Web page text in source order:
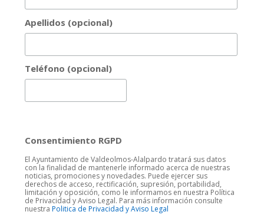
Apellidos (opcional)
Teléfono (opcional)
Consentimiento RGPD
El Ayuntamiento de Valdeolmos-Alalpardo tratará sus datos
con la finalidad de mantenerle informado acerca de nuestras
noticias, promociones y novedades. Puede ejercer sus
derechos de acceso, rectificación, supresión, portabilidad,
limitación y oposición, como le informamos en nuestra Política
de Privacidad y Aviso Legal. Para más información consulte
nuestra Politica de Privacidad y Aviso Legal